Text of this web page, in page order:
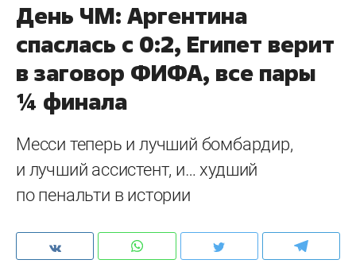
День ЧМ: Аргентина
спаслась с 0:2, Египет верит
в заговор ФИФА, все пары
¼ финала
Месси теперь и лучший бомбардир,
и лучший ассистент, и… худший
по пенальти в истории